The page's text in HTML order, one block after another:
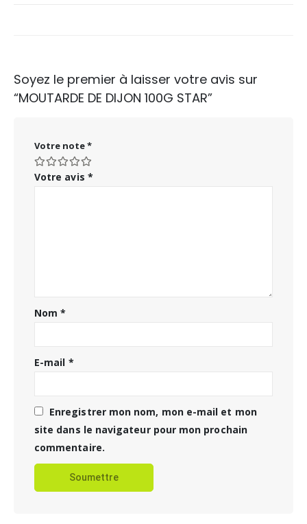
Soyez le premier à laisser votre avis sur
“MOUTARDE DE DIJON 100G STAR”
Votre note*
Votre avis *
Nom*
E-mail *
Enregistrer mon nom, mon e-mail et mon
site dans le navigateur pour mon prochain
commentaire.